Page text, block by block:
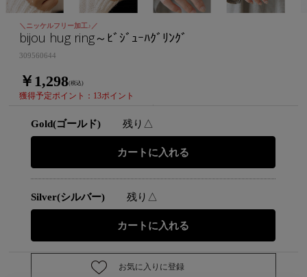
＼ニッケルフリー加工♪／
bijou hug ring～ﾋﾞｼﾞｭｰﾊｸﾞﾘﾝｸﾞ
309560644
￥1,298(税込)
獲得予定ポイント：13ポイント
Gold(ゴールド) 残り△
Silver(シルバー) 残り△
お気に入りに登録